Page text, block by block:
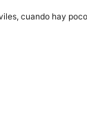
cuando hay